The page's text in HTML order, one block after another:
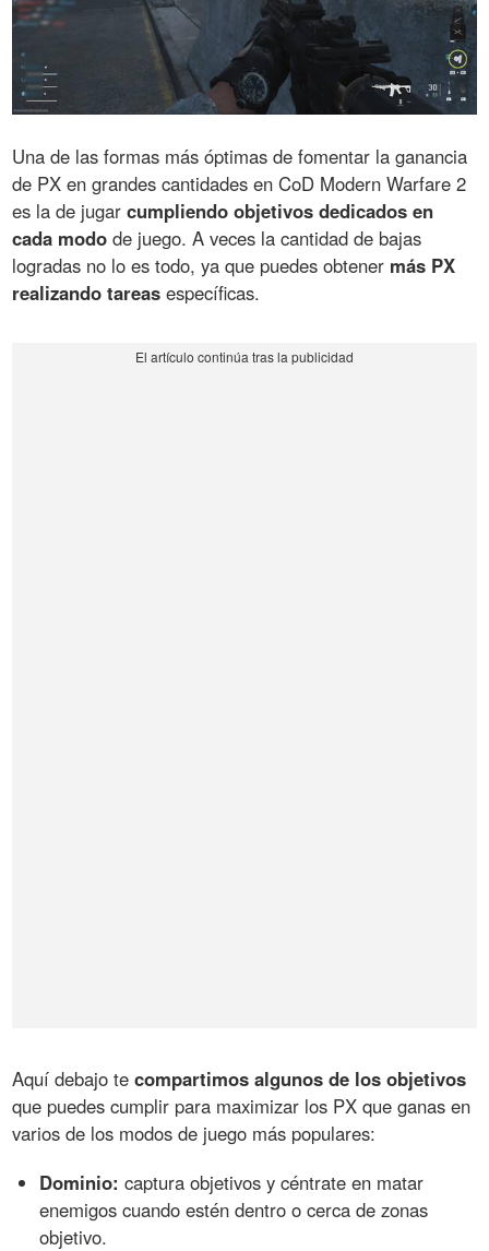
Una de las formas más óptimas de fomentar la ganancia
de PX en grandes cantidades en CoD Modern Warfare 2
es la de jugarcumpliendo objetivos dedicados en
cada modo de juego. A veces la cantidad de bajas
logradas no lo es todo, ya que puedes obtener más PX
realizando tareas específicas.
Aquí debajo tecompartimos algunos de los objetivos
que puedes cumplir para maximizar los PX que ganas en
varios de los modos de juego más populares:
Dominio: captura objetivos y céntrate en matar
enemigos cuando estén dentro o cerca de zonas
objetivo.